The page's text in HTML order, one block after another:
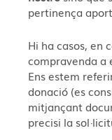
pertinença
Hi ha casos, en
compravenda a
Ens estem
donació (es
mitjançant
precisi la